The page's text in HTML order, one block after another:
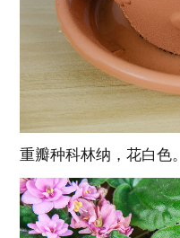
重瓣种科林纳，花白色。